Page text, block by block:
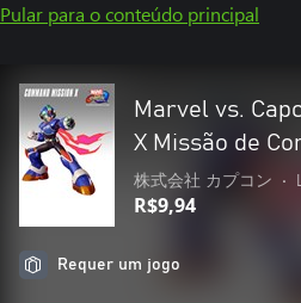
Pular para o conteúdo principal
Marvel vs.
X Missão de
株式会社 カプコン •
R$9,94
Requer um jogo